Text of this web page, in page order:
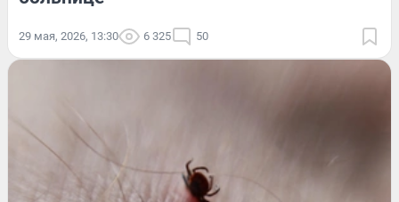
29 мая, 2026, 13:30 6 325 50